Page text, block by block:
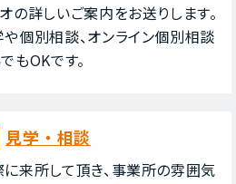
の詳しいご案内をお送りします。
や個別相談、オンライン個別相談
もOKです。
⾒学・相談
来所して頂き、事業所の雰囲気